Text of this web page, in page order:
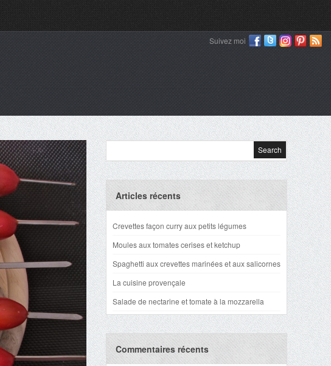
Suivez moi
Articles récents
Crevettes façon curry aux petits légumes
Moules aux tomates cerises et ketchup
Spaghetti aux crevettes marinées et aux salicornes
La cuisine provençale
Salade de nectarine et tomate à la mozzarella
Commentaires récents